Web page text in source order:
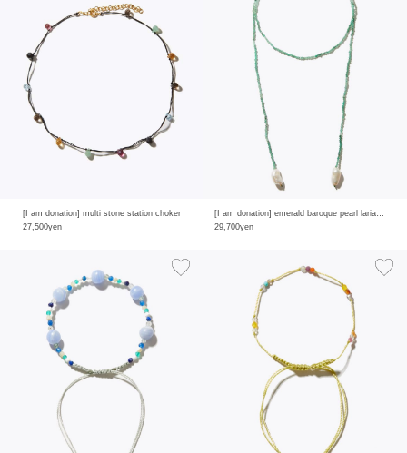
[I am donation] multi stone station choker
27,500yen
[I am donation] emerald baroque pearl lariat necklace
29,700yen